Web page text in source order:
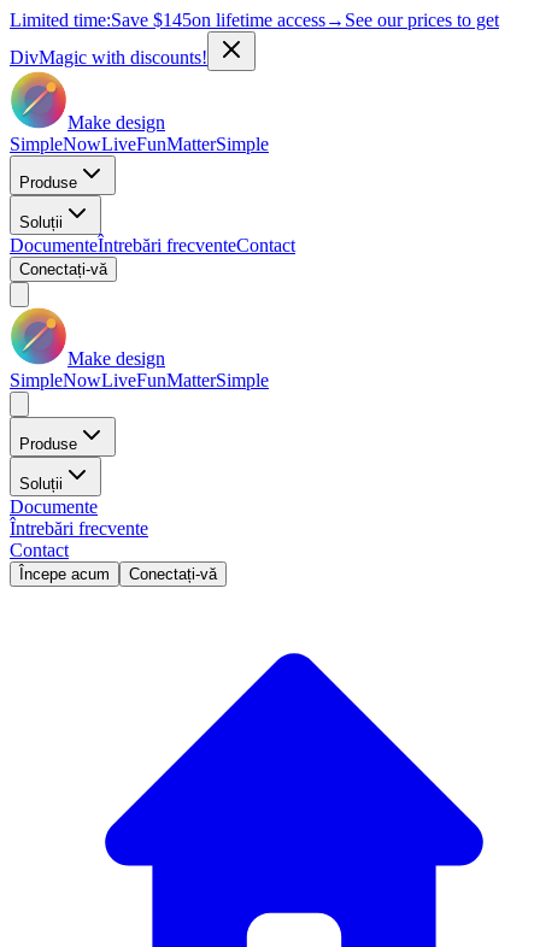
Limited time:Save $145on lifetime access→ See our prices to get
DivMagic with discounts!
Make design
SimpleNowLiveFunMatterSimple
Produse
Soluții
DocumenteÎntrebări frecventeContact
Conectați-vă
Make design
SimpleNowLiveFunMatterSimple
Produse
Soluții
Documente
Întrebări frecvente
Contact
Începe acum Conectați-vă